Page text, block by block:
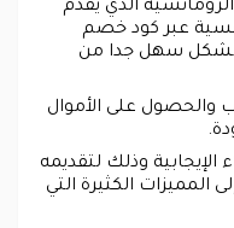
الذي يقدم
عبر كود خصم
بشكل سهل جدا من
والحصول على الأموال
وذلك لتقديمه
المميزات الكثيرة التي